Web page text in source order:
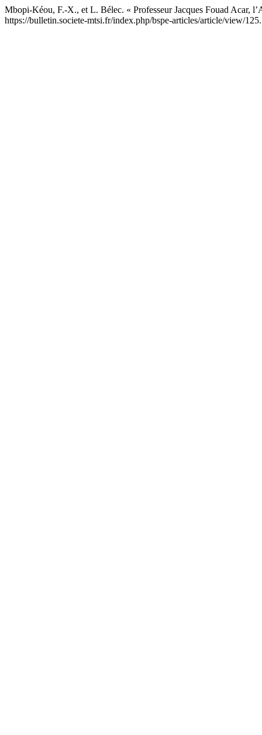
Mbopi-Kéou, F.-X., et L. Bélec. « Professeur Jacques Fouad Acar,
https://bulletin.societe-mtsi.fr/index.php/bspe-articles/article/view/125.